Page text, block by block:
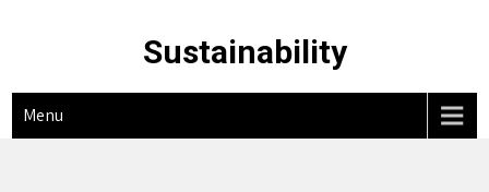
Sustainability
Menu